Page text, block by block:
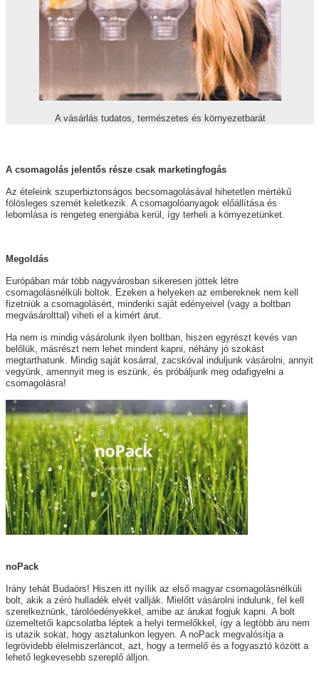
A vásárlás tudatos, természetes és környezetbarát
A csomagolás jelentős része csak marketingfogás
Az ételeink szuperbiztonságos becsomagolásával hihetetlen mértékű
fölösleges szemét keletkezik. A csomagolóanyagok előállítása és
lebomlása is rengeteg energiába kerül, így terheli a környezetünket.
Megoldás
Európában már több nagyvárosban sikeresen jöttek létre
csomagolásnélküli boltok. Ezeken a helyeken az embereknek nem kell
fizetniük a csomagolásért, mindenki saját edényeivel (vagy a boltban
megvásárolttal) viheti el a kimért árut.
Ha nem is mindig vásárolunk ilyen boltban, hiszen egyrészt kevés van
belőlük, másrészt nem lehet mindent kapni, néhány jó szokást
megtarthatunk. Mindig saját kosárral, zacskóval induljunk vásárolni, annyit
vegyünk, amennyit meg is eszünk, és próbáljunk meg odafigyelni a
csomagolásra!
noPack
Irány tehát Budaörs! Hiszen itt nyílik az első magyar csomagolásnélküli
bolt, akik a zéró hulladék elvét vallják. Mielőtt vásárolni indulunk, fel kell
szerelkeznünk, tárolóedényekkel, amibe az árukat fogjuk kapni. A bolt
üzemeltetői kapcsolatba léptek a helyi termelőkkel, így a legtöbb áru nem
is utazik sokat, hogy asztalunkon legyen. A noPack megvalósítja a
legrövidebb élelmiszerláncot, azt, hogy a termelő és a fogyasztó között a
lehető legkevesebb szereplő álljon.